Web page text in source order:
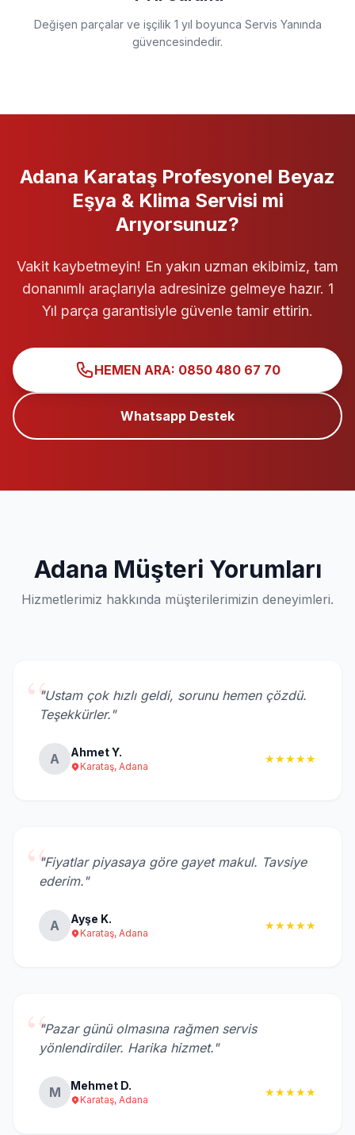
Değişen parçalar ve işçilik 1 yıl boyunca Servis Yanında
güvencesindedir.
Adana Karataş Profesyonel Beyaz
Eşya & Klima Servisi mi
Arıyorsunuz?
Vakit kaybetmeyin! En yakın uzman ekibimiz, tam
donanımlı araçlarıyla adresinize gelmeye hazır. 1
Yıl parça garantisiyle güvenle tamir ettirin.
HEMEN ARA: 0850 480 67 70
Whatsapp Destek
Adana Müşteri Yorumları
Hizmetlerimiz hakkında müşterilerimizin deneyimleri.
“"Ustam çok hızlı geldi, sorunu hemen çözdü.
Teşekkürler."
A Ahmet Y.
Karataş, Adana
★★★★★
“"Fiyatlar piyasaya göre gayet makul. Tavsiye
ederim."
A Ayşe K.
Karataş, Adana
★★★★★
“"Pazar günü olmasına rağmen servis
yönlendirdiler. Harika hizmet."
M Mehmet D.
Karataş, Adana
★★★★★